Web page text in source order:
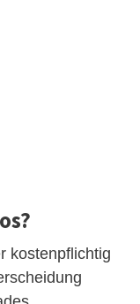
kostenpflichtig